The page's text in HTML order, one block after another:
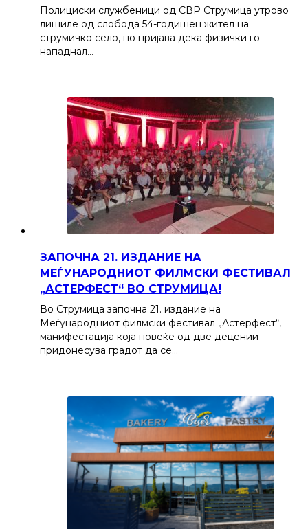
Полициски службеници од СВР Струмица утрово
лишиле од слобода 54-годишен жител на
струмичко село, по пријава дека физички го
нападнал…
ЗАПОЧНА 21. ИЗДАНИЕ НА
МЕЃУНАРОДНИОТ ФИЛМСКИ ФЕСТИВАЛ
„АСТЕРФЕСТ“ ВО СТРУМИЦА!
Во Струмица започна 21. издание на
Меѓународниот филмски фестивал „Астерфест“,
манифестација која повеќе од две децении
придонесува градот да се…